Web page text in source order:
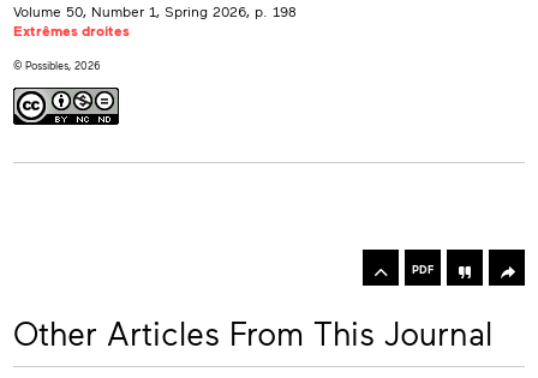
Volume 50, Number 1, Spring 2026 , p. 198
Extrêmes droites
© Possibles, 2026
Toolbox
PDF
Other Articles From This Journal